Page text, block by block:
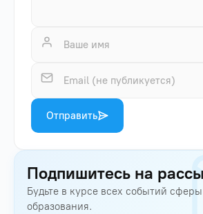
Отправить
Подпишитесь на
Будьте в курсе всех событий сферы
образования.